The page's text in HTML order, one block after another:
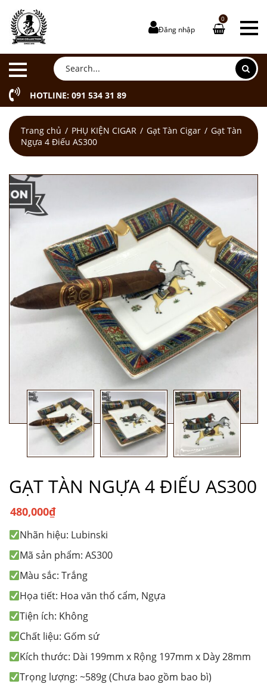
Đăng nhập
0
HOTLINE: 091 534 31 89
Trang chủ PHỤ KIỆN CIGAR Gạt Tàn Cigar
Gạt Tàn
Ngựa 4 Điếu AS300
GẠT TÀN NGỰA 4 ĐIẾU AS300
480,000₫
Nhãn hiệu: Lubinski
Mã sản phẩm: AS300
Màu sắc: Trắng
Họa tiết: Hoa văn thổ cẩm, Ngựa
Tiện ích: Không
Chất liệu: Gốm sứ
Kích thước: Dài 199mm x Rộng 197mm x Dày 28mm
Trọng lượng: ~589g (Chưa bao gồm bao bì)